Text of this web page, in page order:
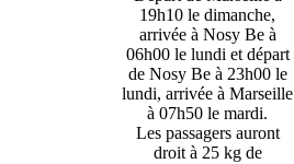
19h10 le dimanche,
arrivée à Nosy Be à
06h00 le lundi et départ
de Nosy Be à 23h00 le
lundi, arrivée à Marseille
à 07h50 le mardi.
Les passagers auront
droit à 25 kg de